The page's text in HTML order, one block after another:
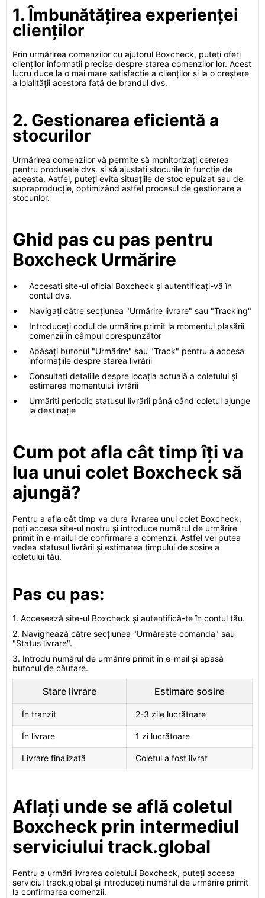
1. Îmbunătățirea experienței
clienților
Prin urmărirea comenzilor cu ajutorul Boxcheck, puteți oferi
clienților informații precise despre starea comenzilor lor. Acest
lucru duce la o mai mare satisfacție a clienților și la o creștere
a loialității acestora față de brandul dvs.
2. Gestionarea eficientă a
stocurilor
Urmărirea comenzilor vă permite să monitorizați cererea
pentru produsele dvs. și să ajustați stocurile în funcție de
aceasta. Astfel, puteți evita situațiile de stoc epuizat sau de
supraproducție, optimizând astfel procesul de gestionare a
stocurilor.
Ghid pas cu pas pentru
Boxcheck Urmărire
Accesați site-ul oficial Boxcheck și autentificați-vă în
contul dvs.
Navigați către secțiunea "Urmărire livrare" sau "Tracking"
Introduceți codul de urmărire primit la momentul plasării
comenzii în câmpul corespunzător
Apăsați butonul "Urmărire" sau "Track" pentru a accesa
informațiile despre starea livrării
Consultați detaliile despre locația actuală a coletului și
estimarea momentului livrării
Urmăriți periodic statusul livrării până când coletul ajunge
la destinație
Cum pot afla cât timp îți va
lua unui colet Boxcheck să
ajungă?
Pentru a afla cât timp va dura livrarea unui colet Boxcheck,
poți accesa site-ul nostru și introduce numărul de urmărire
primit în e-mailul de confirmare a comenzii. Astfel vei putea
vedea statusul livrării și estimarea timpului de sosire a
coletului tău.
Pas cu pas:
1. Accesează site-ul Boxcheck și autentifică-te în contul tău.
2. Navighează către secțiunea "Urmărește comanda" sau
"Status livrare".
3. Introdu numărul de urmărire primit în e-mail și apasă
butonul de căutare.
Stare livrare Estimare sosire
În tranzit 2-3 zile lucrătoare
În livrare 1 zi lucrătoare
Livrare finalizată Coletul a fost livrat
Aflați unde se află coletul
Boxcheck prin intermediul
serviciului track.global
Pentru a urmări livrarea coletului Boxcheck, puteți accesa
serviciul track.global și introduceți numărul de urmărire primit
la confirmarea comenzii.